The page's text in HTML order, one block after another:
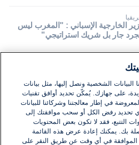
الخارجية الإسباني : "المغرب ليس
جار بل شريك استراتيجي"
4}
24 مايو 2023
البيانات الشخصية ونصل إليها، مثل بيانات
على جهازك. يُمكّن تحديد أوافق تقنيات
في إطار معالجتنا وشركائنا للبيانات
تحديد رفض الكل أو سحب موافقتك إلى
التتبع، فقد لا تكون بعض المحتويات
صلة بك. يمكنك إعادة عرض هذه القائمة
الموافقة في أي وقت عن طريق النقر على